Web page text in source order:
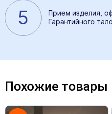
5
Прием изделия,
Гарантийного
Похожие товары